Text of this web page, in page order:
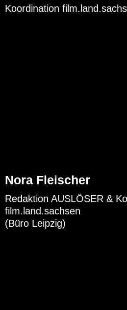
Koordination
Nora Fleischer
Redaktion AUSLÖSER &
film.land.sachsen
(Büro Leipzig)